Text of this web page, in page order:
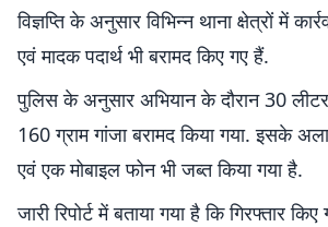
विज्ञप्ति के अनुसार विभिन्न थाना क्षेत्रों में
एवं मादक पदार्थ भी बरामद किए गए हैं.
पुलिस के अनुसार अभियान के दौरान 30
160 ग्राम गांजा बरामद किया गया. इसके
एवं एक मोबाइल फोन भी जब्त किया गया है.
जारी रिपोर्ट में बताया गया है कि गिरफ्तार